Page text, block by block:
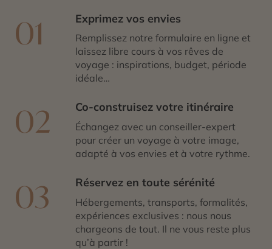
01 Exprimez vos envies
Remplissez notre formulaire en ligne et
laissez libre cours à vos rêves de
voyage : inspirations, budget, période
idéale…
02 Co-construisez votre itinéraire
Échangez avec un conseiller-expert
pour créer un voyage à votre image,
adapté à vos envies et à votre rythme.
03 Réservez en toute sérénité
Hébergements, transports, formalités,
expériences exclusives : nous nous
chargeons de tout. Il ne vous reste plus
qu’à partir !